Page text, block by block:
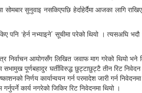
सुनुवाइ नसकिएपछि हेर्दाहेर्दैमा आजका लागि
पनि ‘हेर्न नभ्याइने’ सूचीमा परेको थियो । त्यसअघि
निर्वाचन आयोगसँग लिखित जवाफ माग गरेको थियो
पूर्णबहादुर घर्तीविरुद्ध छुट्टाछुट्टै तीन रिट निवेदन
निर्णय कार्यान्वयन गर्न परमादेश जारी गर्न
कार्य नगरेको जिकिर रिट निवेदनमा थियो ।